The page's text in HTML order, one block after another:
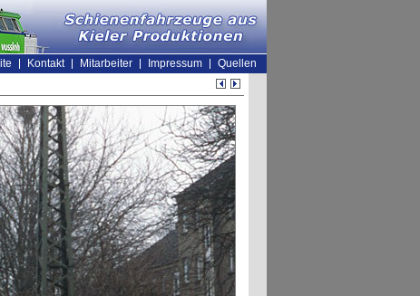
Kontakt Mitarbeiter Impressum
Quellen